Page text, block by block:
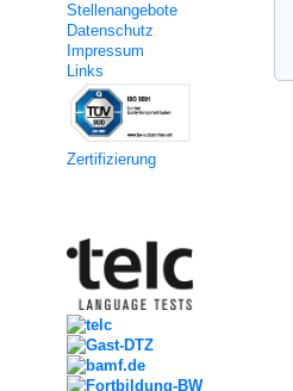
Stellenangebote
Datenschutz
Impressum
Links
Zertifizierung